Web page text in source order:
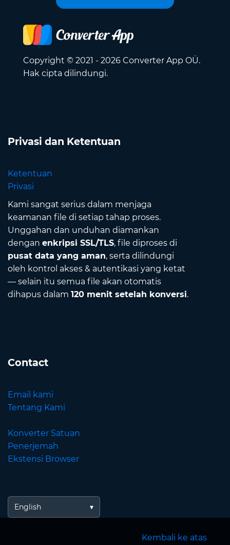
Copyright © 2021 - 2026 Converter App OÜ.
Hak cipta dilindungi.
Privasi dan Ketentuan
Ketentuan
Privasi
Kami sangat serius dalam menjaga
keamanan file di setiap tahap proses.
Unggahan dan unduhan diamankan
dengan enkripsi SSL/TLS, file diproses di
pusat data yang aman, serta dilindungi
oleh kontrol akses & autentikasi yang ketat
— selain itu semua file akan otomatis
dihapus dalam 120 menit setelah konversi.
Contact
Email kami
Tentang Kami
Konverter Satuan
Penerjemah
Ekstensi Browser
English
Kembali ke atas